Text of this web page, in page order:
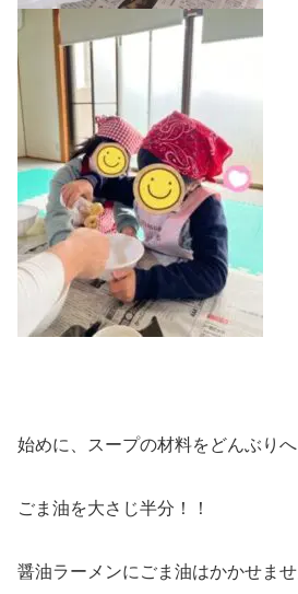
始めに、スープの材料をどんぶりへ
ごま油を大さじ半分！！
醤油ラーメンにごま油はかかせま